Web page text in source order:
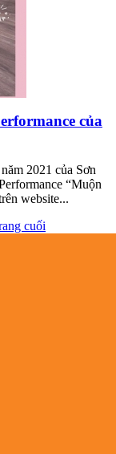
của
2021 của Sơn
“Muộn
website...
cuối